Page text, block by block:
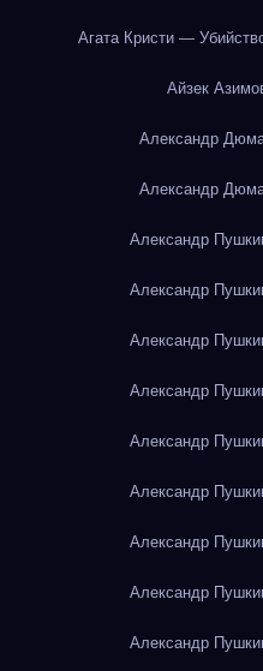
Агата Кристи —
Айзек
Александр
Александр
Александр
Александр
Александр
Александр
Александр
Александр
Александр
Александр
Александр